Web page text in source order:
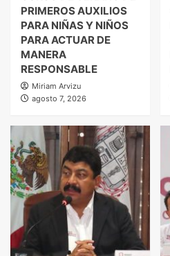
PRIMEROS AUXILIOS
PARA NIÑAS Y NIÑOS
PARA ACTUAR DE
MANERA
RESPONSABLE
Miriam Arvizu
agosto 7, 2026